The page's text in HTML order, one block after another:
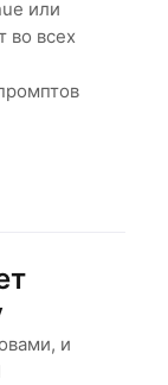
или
во всех
и